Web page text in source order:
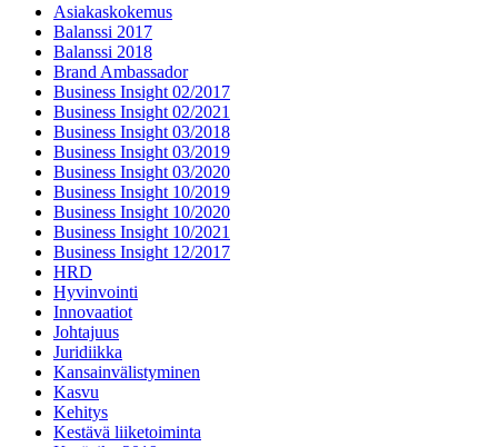
Asiakaskokemus
Balanssi 2017
Balanssi 2018
Brand Ambassador
Business Insight 02/2017
Business Insight 02/2021
Business Insight 03/2018
Business Insight 03/2019
Business Insight 03/2020
Business Insight 10/2019
Business Insight 10/2020
Business Insight 10/2021
Business Insight 12/2017
HRD
Hyvinvointi
Innovaatiot
Johtajuus
Juridiikka
Kansainvälistyminen
Kasvu
Kehitys
Kestävä liiketoiminta